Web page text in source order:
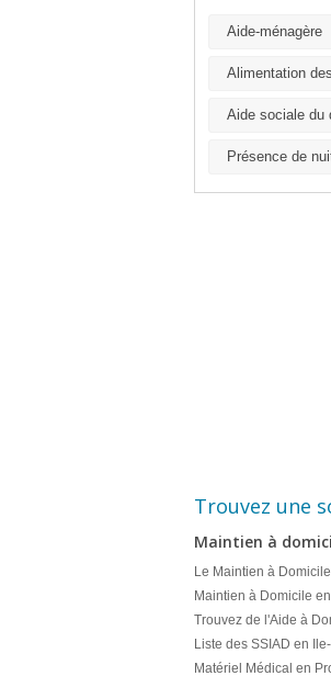
Aide-ménagère
Alimentation
Aide sociale du
Présence de
Trouvez une
Maintien à
Le Maintien à
Maintien à Domicile
Trouvez de l'Aide à
Liste des SSIAD en
Matériel Médical en